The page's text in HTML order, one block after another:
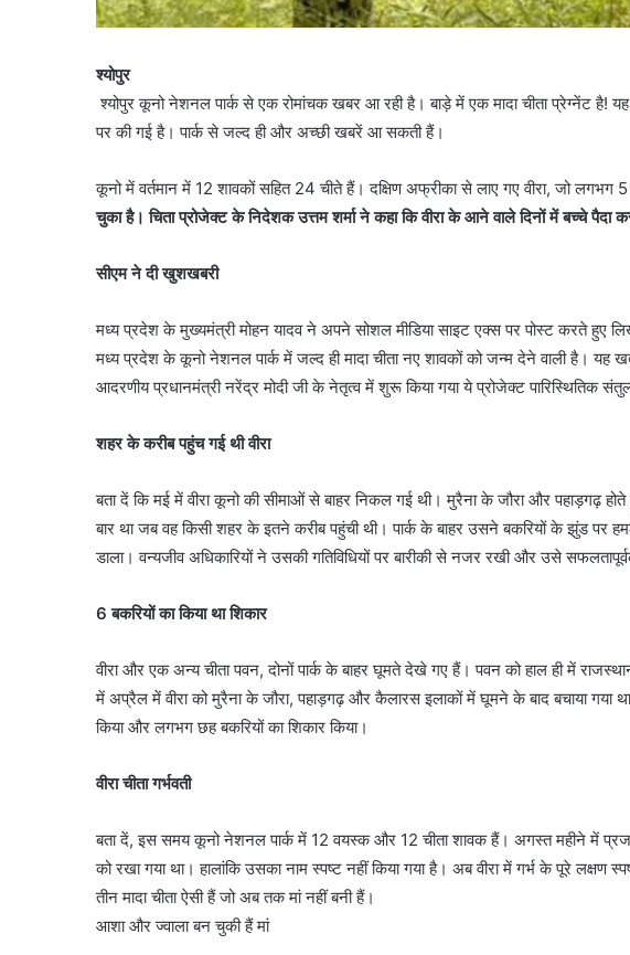
श्योपुर
श्योपुर कूनो नेशनल पार्क से एक रोमांचक खबर आ रही है। बाड़े में एक मादा चीता प्रेग्नेंट है!
पर की गई है। पार्क से जल्द ही और अच्छी खबरें आ सकती हैं।
कूनो में वर्तमान में 12 शावकों सहित 24 चीते हैं। दक्षिण अफ्रीका से लाए गए वीरा, जो लगभग
चुका है। चिता प्रोजेक्ट के निदेशक उत्तम शर्मा ने कहा कि वीरा के आने वाले दिनों में बच्चे पैदा
सीएम ने दी खुशखबरी
मध्य प्रदेश के मुख्यमंत्री मोहन यादव ने अपने सोशल मीडिया साइट एक्स पर पोस्ट करते हुए
मध्य प्रदेश के कूनो नेशनल पार्क में जल्द ही मादा चीता नए शावकों को जन्म देने वाली है। यह
आदरणीय प्रधानमंत्री नरेंद्र मोदी जी के नेतृत्व में शुरू किया गया ये प्रोजेक्ट पारिस्थितिक
शहर के करीब पहुंच गई थी वीरा
बता दें कि मई में वीरा कूनो की सीमाओं से बाहर निकल गई थी। मुरैना के जौरा और पहाड़गढ़ होते
बार था जब वह किसी शहर के इतने करीब पहुंची थी। पार्क के बाहर उसने बकरियों के झुंड पर
डाला। वन्यजीव अधिकारियों ने उसकी गतिविधियों पर बारीकी से नजर रखी और उसे
6 बकरियों का किया था शिकार
वीरा और एक अन्य चीता पवन, दोनों पार्क के बाहर घूमते देखे गए हैं। पवन को हाल ही में
में अप्रैल में वीरा को मुरैना के जौरा, पहाड़गढ़ और कैलारस इलाकों में घूमने के बाद बचाया गया
किया और लगभग छह बकरियों का शिकार किया।
वीरा चीता गर्भवती
बता दें, इस समय कूनो नेशनल पार्क में 12 वयस्क और 12 चीता शावक हैं। अगस्त महीने में
को रखा गया था। हालांकि उसका नाम स्पष्ट नहीं किया गया है। अब वीरा में गर्भ के पूरे लक्षण
तीन मादा चीता ऐसी हैं जो अब तक मां नहीं बनी हैं।
आशा और ज्वाला बन चुकी हैं मां